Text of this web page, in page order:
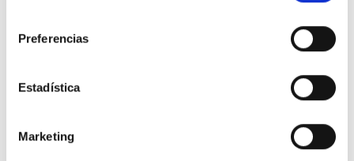
Preferencias
Estadística
Marketing